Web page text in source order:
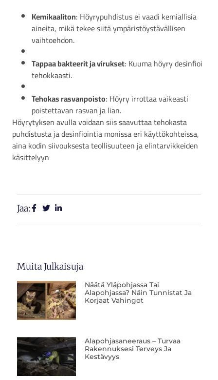
Kemikaaliton: Höyrypuhdistus ei vaadi kemiallisia
aineita, mikä tekee siitä ympäristöystävällisen
vaihtoehdon.
Tappaa bakteerit ja virukset: Kuuma höyry desinfioi
tehokkaasti.
Tehokas rasvanpoisto: Höyry irrottaa vaikeasti
poistettavan rasvan ja lian.
Höyrytyksen avulla voidaan siis saavuttaa tehokasta
puhdistusta ja desinfiointia monissa eri käyttökohteissa,
aina kodin siivouksesta teollisuuteen ja elintarvikkeiden
käsittelyyn
Jaa:
Muita Julkaisuja
Näätä Yläpohjassa Tai
Alapohjassa? Näin Tunnistat Ja
Korjaat Vahingot
Alapohjasaneeraus – Turvaa
Rakennuksesi Terveys Ja
Kestävyys